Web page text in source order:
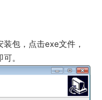
包，点击exe文件，
。